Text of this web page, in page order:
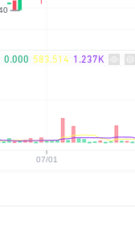
0.000 583.514 1.237K